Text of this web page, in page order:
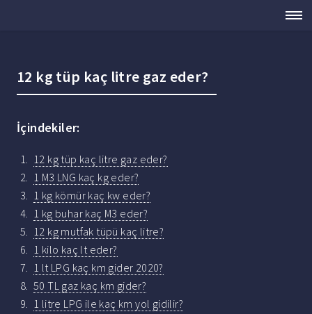
12 kg tüp kaç litre gaz eder?
İçindekiler:
12 kg tüp kaç litre gaz eder?
1 M3 LNG kaç kg eder?
1 kg kömür kaç kw eder?
1 kg buhar kaç M3 eder?
12 kg mutfak tüpü kaç litre?
1 kilo kaç lt eder?
1 lt LPG kaç km gider 2020?
50 TL gaz kaç km gider?
1 litre LPG ile kaç km yol gidilir?